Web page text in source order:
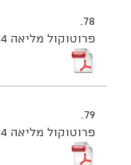
78.
פרוטוקול מליאה 9/24 מיום 9.6.24 - נגיש
79.
פרוטוקול מליאה 9/24 מיום 9.6.24